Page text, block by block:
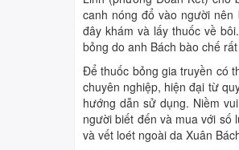
canh nóng đổ vào người
đây khám và lấy thuốc về
bỏng do anh Bách bào chế rất
Để thuốc bỏng gia truyền có
chuyên nghiệp, hiện đại từ
hướng dẫn sử dụng. Niềm
người biết đến và mua với
và vết loét ngoài da Xuân